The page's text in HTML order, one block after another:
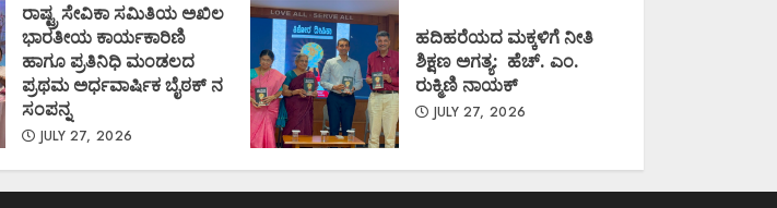
ರಾಷ್ಟ್ರ ಸೇವಿಕಾ ಸಮಿತಿಯ ಅಖಿಲ
ಭಾರತೀಯ ಕಾರ್ಯಕಾರಿಣಿ
ಹಾಗೂ ಪ್ರತಿನಿಧಿ ಮಂಡಲದ
ಪ್ರಥಮ ಅರ್ಧವಾರ್ಷಿಕ ಬೈಠಕ್ ನ
ಸಂಪನ್ನ
JULY 27, 2026
ಹದಿಹರೆಯದ ಮಕ್ಕಳಿಗೆ ನೀತಿ
ಶಿಕ್ಷಣ ಅಗತ್ಯ: ಹೆಚ್. ಎಂ.
ರುಕ್ಮಿಣಿ ನಾಯಕ್
JULY 27, 2026